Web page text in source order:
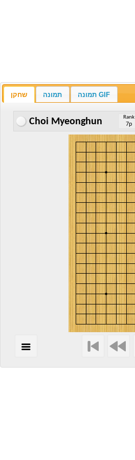
שחקן תמונה תמונה GIF
Choi Myeonghun Rank
7p